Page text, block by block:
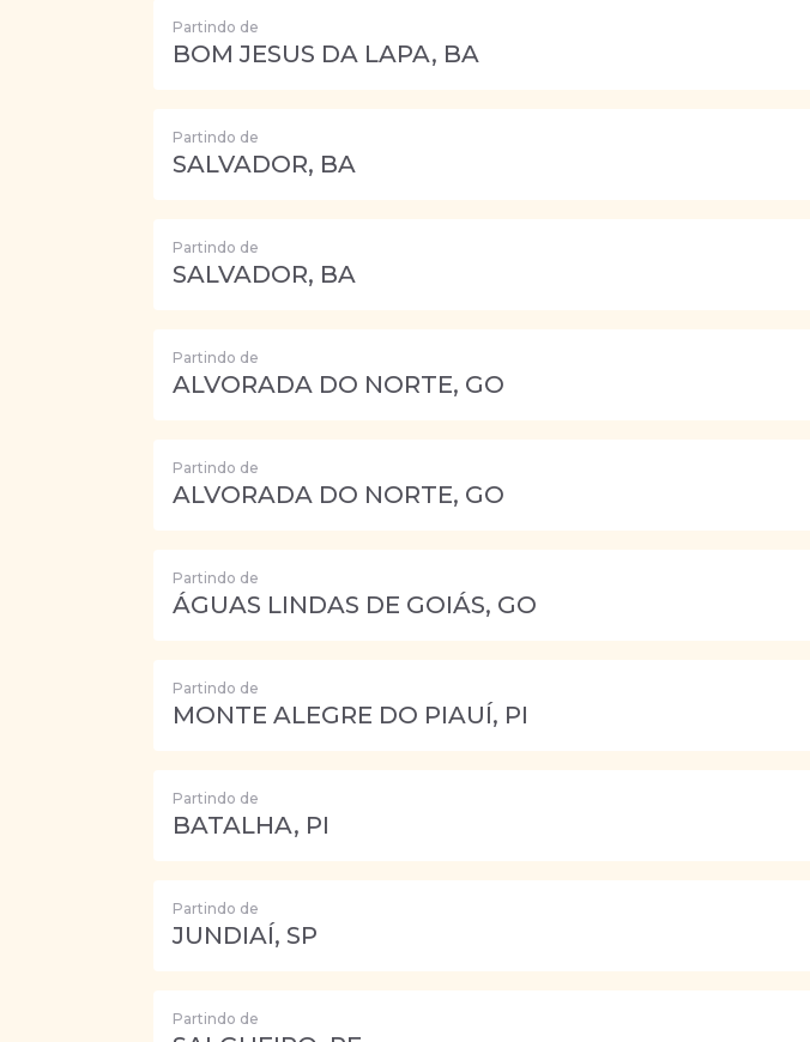
Partindo de
BOM JESUS DA LAPA, BA
Partindo de
SALVADOR, BA
Partindo de
SALVADOR, BA
Partindo de
ALVORADA DO NORTE, GO
Partindo de
ALVORADA DO NORTE, GO
Partindo de
ÁGUAS LINDAS DE GOIÁS, GO
Partindo de
MONTE ALEGRE DO PIAUÍ, PI
Partindo de
BATALHA, PI
Partindo de
JUNDIAÍ, SP
Partindo de